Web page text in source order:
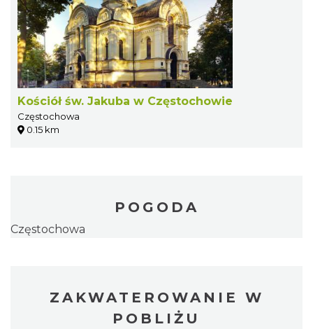
Kościół św. Jakuba w Częstochowie
Częstochowa
0.15 km
POGODA
Częstochowa
ZAKWATEROWANIE W
POBLIŻU